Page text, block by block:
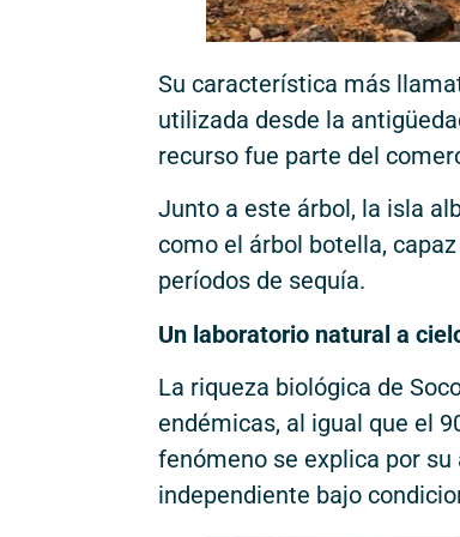
Su característica más
utilizada desde la
recurso fue parte del
Junto a este árbol, la isla
como el árbol botella,
períodos de sequía.
Un laboratorio natural a
La riqueza biológica de
endémicas, al igual que el
fenómeno se explica por
independiente bajo